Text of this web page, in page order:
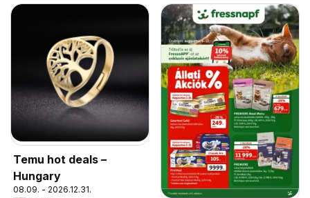
Temu hot deals –
Hungary
08.09. - 2026.12.31.